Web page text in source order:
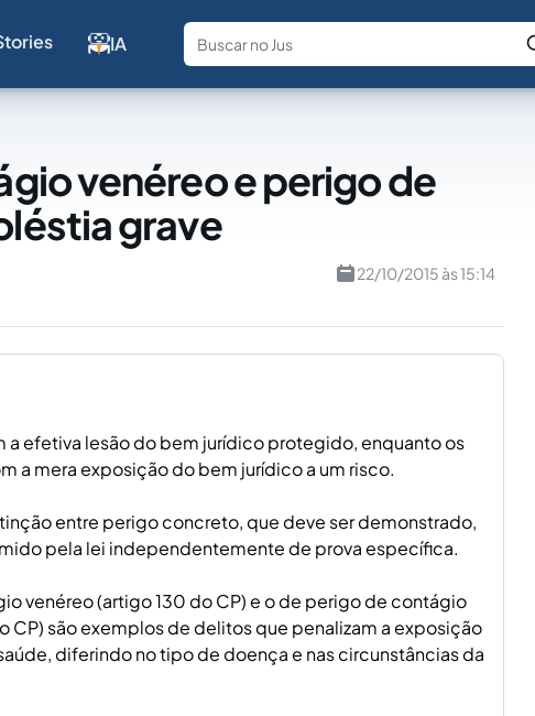
IA
Fale com a IA Buscar no Jus
venéreo e perigo de
grave
22/10/2015 às 15:14
a efetiva lesão do bem jurídico protegido, enquanto os
a mera exposição do bem jurídico a um risco.
entre perigo concreto, que deve ser demonstrado,
pela lei independentemente de prova específica.
venéreo (artigo 130 do CP) e o de perigo de contágio
CP) são exemplos de delitos que penalizam a exposição
diferindo no tipo de doença e nas circunstâncias da